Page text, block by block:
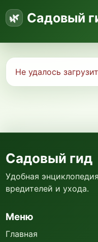
Садовый
Не удалось
Садовый гид
Удобная
вредителей и ухода.
Меню
Главная